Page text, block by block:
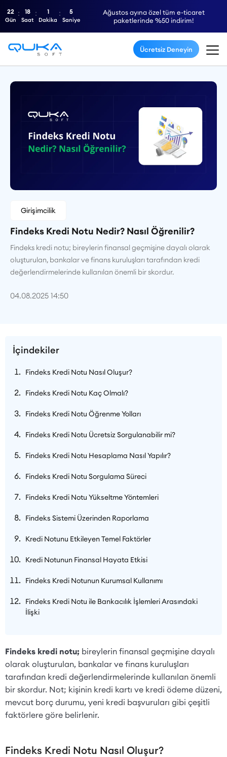
Ağustos ayına özel tüm e-ticaret
paketlerinde %50 indirim!
22
Gün
18
Saat
1
Dakika
4
Saniye
Ücretsiz Deneyin
Girişimcilik
Findeks Kredi Notu Nedir? Nasıl Öğrenilir?
Findeks kredi notu; bireylerin finansal geçmişine dayalı olarak
oluşturulan, bankalar ve finans kuruluşları tarafından kredi
değerlendirmelerinde kullanılan önemli bir skordur.
04.08.2025 14:50
İçindekiler
Findeks Kredi Notu Nasıl Oluşur?
Findeks Kredi Notu Kaç Olmalı?
Findeks Kredi Notu Öğrenme Yolları
Findeks Kredi Notu Ücretsiz Sorgulanabilir mi?
Findeks Kredi Notu Hesaplama Nasıl Yapılır?
Findeks Kredi Notu Sorgulama Süreci
Findeks Kredi Notu Yükseltme Yöntemleri
Findeks Sistemi Üzerinden Raporlama
Kredi Notunu Etkileyen Temel Faktörler
Kredi Notunun Finansal Hayata Etkisi
Findeks Kredi Notunun Kurumsal Kullanımı
Findeks Kredi Notu ile Bankacılık İşlemleri Arasındaki
İlişki
Findeks kredi notu; bireylerin finansal geçmişine dayalı
olarak oluşturulan, bankalar ve finans kuruluşları
tarafından kredi değerlendirmelerinde kullanılan önemli
bir skordur. Not; kişinin kredi kartı ve kredi ödeme düzeni,
mevcut borç durumu, yeni kredi başvuruları gibi çeşitli
faktörlere göre belirlenir.
Findeks Kredi Notu Nasıl Oluşur?